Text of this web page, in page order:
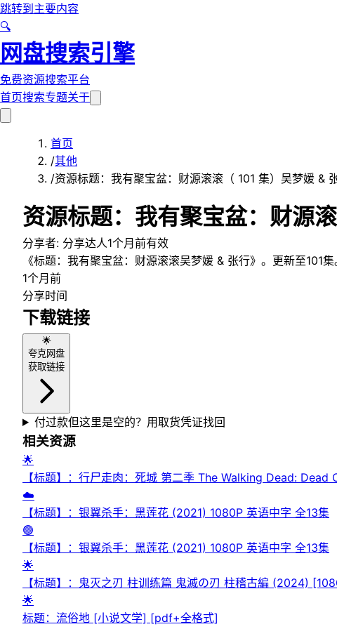
跳转到主要内容
🔍
网盘搜索引擎
免费资源搜索平台
首页搜索专题关于
首页
/其他
/资源标题：我有聚宝盆：财源滚滚（ 101 集）吴梦媛 &
资源标题：我有聚宝盆：财源
分享者: 分享达人1个月前有效
《标题：我有聚宝盆：财源滚滚吴梦媛 & 张行》。更新至101集
1个月前
分享时间
下载链接
🌟
夸克网盘
获取链接
付过款但这里是空的？用取货凭证找回
相关资源
🌟
【标题】：行尸走肉：死城 第二季 The Walking Dead:
☁️
【标题】：银翼杀手：黑莲花 (2021) 1080P 英语中字 全13集
🟢
【标题】：银翼杀手：黑莲花 (2021) 1080P 英语中字 全13集
🌟
【标题】：鬼灭之刃 柱训练篇 鬼滅の刃 柱稽古編 (2024)
🌟
标题：流俗地 [ 小说文学] [pdf+全格式]